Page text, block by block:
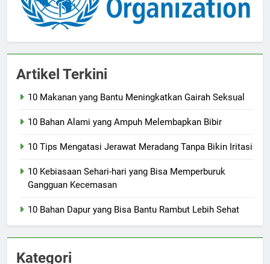
Artikel Terkini
10 Makanan yang Bantu Meningkatkan Gairah Seksual
10 Bahan Alami yang Ampuh Melembapkan Bibir
10 Tips Mengatasi Jerawat Meradang Tanpa Bikin Iritasi
10 Kebiasaan Sehari-hari yang Bisa Memperburuk
Gangguan Kecemasan
10 Bahan Dapur yang Bisa Bantu Rambut Lebih Sehat
Kategori